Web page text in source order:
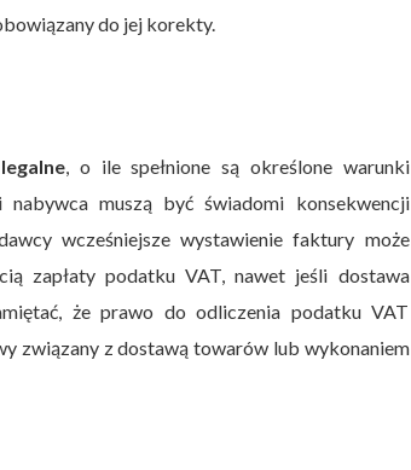
do jej korekty.
, o ile spełnione są określone warunki
muszą być świadomi konsekwencji
wcześniejsze wystawienie faktury może
zapłaty podatku VAT, nawet jeśli dostawa
że prawo do odliczenia podatku VAT
związany z dostawą towarów lub wykonaniem